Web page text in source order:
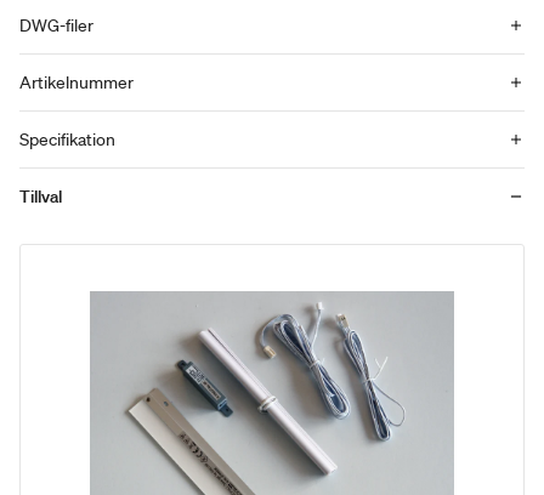
DWG-filer
Artikelnummer
Specifikation
Tillval